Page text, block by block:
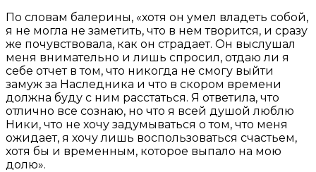
По словам балерины, «хотя он умел владеть собой,
я не могла не заметить, что в нем творится, и сразу
же почувствовала, как он страдает. Он выслушал
меня внимательно и лишь спросил, отдаю ли я
себе отчет в том, что никогда не смогу выйти
замуж за Наследника и что в скором времени
должна буду с ним расстаться. Я ответила, что
отлично все сознаю, но что я всей душой люблю
Ники, что не хочу задумываться о том, что меня
ожидает, я хочу лишь воспользоваться счастьем,
хотя бы и временным, которое выпало на мою
долю».